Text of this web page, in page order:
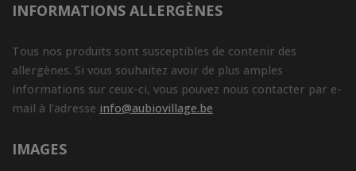
INFORMATIONS ALLERGÈNES
Tous nos produits sont susceptibles de contenir des
allergènes. Si vous souhaitez avoir de plus amples
informations sur ceux-ci, vous pouvez nous contacter par e-
mail à l'adresse info@aubiovillage.be
IMAGES